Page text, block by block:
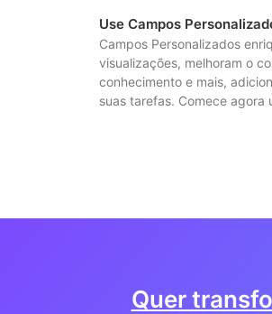
Use Campos
Campos Personalizados
visualizações, melhoram o
conhecimento e mais,
suas tarefas. Comece agora
Quer